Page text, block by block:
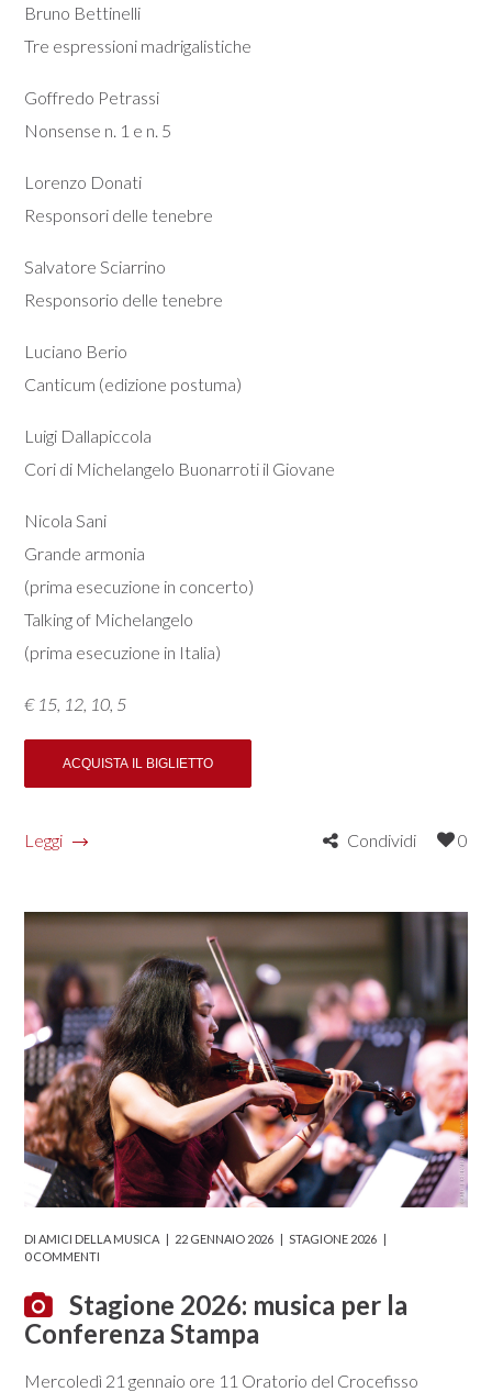
Bruno Bettinelli
Tre espressioni madrigalistiche
Goffredo Petrassi
Nonsense n. 1 e n. 5
Lorenzo Donati
Responsori delle tenebre
Salvatore Sciarrino
Responsorio delle tenebre
Luciano Berio
Canticum (edizione postuma)
Luigi Dallapiccola
Cori di Michelangelo Buonarroti il Giovane
Nicola Sani
Grande armonia
(prima esecuzione in concerto)
Talking of Michelangelo
(prima esecuzione in Italia)
€ 15, 12, 10, 5
Leggi Condividi 0
DI AMICI DELLA MUSICA 22 GENNAIO 2026
STAGIONE 2026
0 COMMENTI
Stagione 2026: musica per la
Conferenza Stampa
Mercoledì 21 gennaio ore 11 Oratorio del Crocefisso